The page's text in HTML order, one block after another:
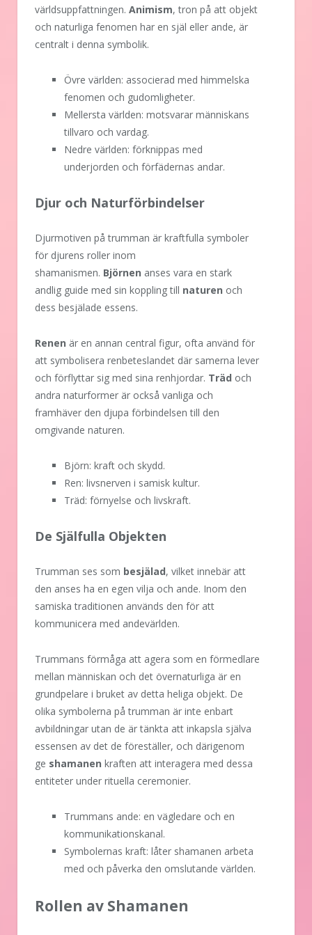
världsuppfattningen. Animism, tron på att objekt
och naturliga fenomen har en själ eller ande, är
centralt i denna symbolik.
Övre världen: associerad med himmelska
fenomen och gudomligheter.
Mellersta världen: motsvarar människans
tillvaro och vardag.
Nedre världen: förknippas med
underjorden och förfädernas andar.
Djur och Naturförbindelser
Djurmotiven på trumman är kraftfulla symboler
för djurens roller inom
shamanismen. Björnen anses vara en stark
andlig guide med sin koppling till naturen och
dess besjälade essens.
Renen är en annan central figur, ofta använd för
att symbolisera renbeteslandet där samerna lever
och förflyttar sig med sina renhjordar. Träd och
andra naturformer är också vanliga och
framhäver den djupa förbindelsen till den
omgivande naturen.
Björn: kraft och skydd.
Ren: livsnerven i samisk kultur.
Träd: förnyelse och livskraft.
De Själfulla Objekten
Trumman ses som besjälad, vilket innebär att
den anses ha en egen vilja och ande. Inom den
samiska traditionen används den för att
kommunicera med andevärlden.
Trummans förmåga att agera som en förmedlare
mellan människan och det övernaturliga är en
grundpelare i bruket av detta heliga objekt. De
olika symbolerna på trumman är inte enbart
avbildningar utan de är tänkta att inkapsla själva
essensen av det de föreställer, och därigenom
ge shamanen kraften att interagera med dessa
entiteter under rituella ceremonier.
Trummans ande: en vägledare och en
kommunikationskanal.
Symbolernas kraft: låter shamanen arbeta
med och påverka den omslutande världen.
Rollen av Shamanen